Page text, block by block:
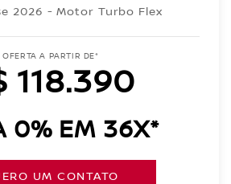
2026 - Motor Turbo Flex
OFERTA A PARTIR DE*
118.390
0% EM 36X*
UM CONTATO